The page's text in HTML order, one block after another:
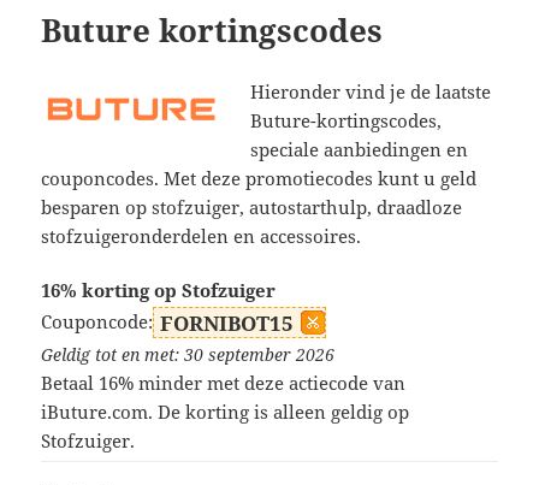
Buture kortingscodes
Hieronder vind je de laatste
Buture-kortingscodes,
speciale aanbiedingen en
couponcodes. Met deze promotiecodes kunt u geld
besparen op stofzuiger, autostarthulp, draadloze
stofzuigeronderdelen en accessoires.
16% korting op Stofzuiger
Couponcode: FORNIBOT15
Geldig tot en met: 30 september 2026
Betaal 16% minder met deze actiecode van
iButure.com. De korting is alleen geldig op
Stofzuiger.